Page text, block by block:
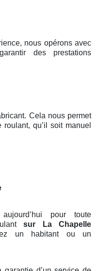
nous opérons avec
des prestations
Cela nous permet
qu’il soit manuel
pour toute
sur La Chapelle
un habitant ou un